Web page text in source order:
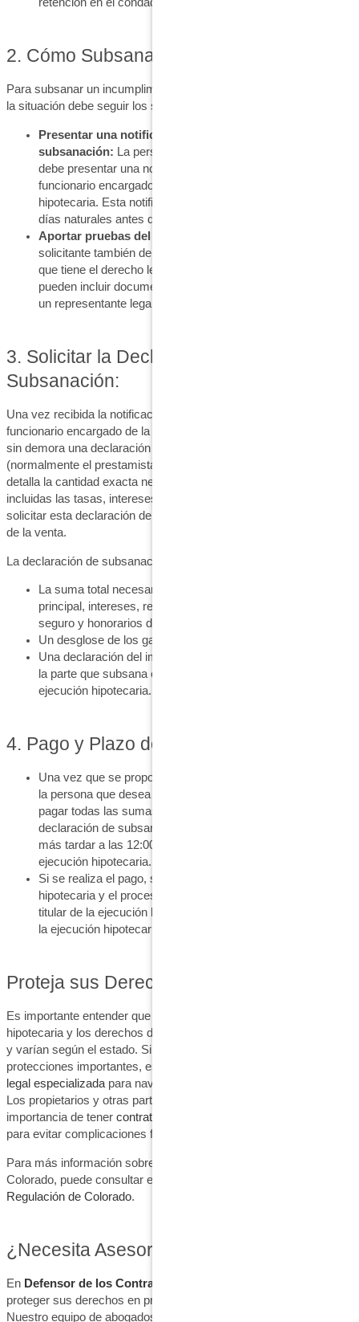
retención en el condado correcto.
2. Cómo Subsanar el Impago:
Para subsanar un incumplimiento, la persona que desea remediar
la situación debe seguir los siguientes pasos:
Presentar una notificación de intención de
subsanación: La persona que desee subsanar el impago
debe presentar una notificación de intención por escrito al
funcionario encargado de la venta de la ejecución
hipotecaria. Esta notificación debe presentarse al menos 15
días naturales antes de la venta de la ejecución hipotecaria.
Aportar pruebas del derecho a subsanar el impago:
solicitante también debe presentar pruebas que demuestren
que tiene el derecho legal a subsanar el impago, que
pueden incluir documentación de propiedad, la autoridad de
un representante legal u otros registros pertinentes.
3. Solicitar la Declaración de
Subsanación:
Una vez recibida la notificación de intención de subsanación, el
funcionario encargado de la ejecución hipotecaria debe solicitar
sin demora una declaración de subsanación al titular de la deuda
(normalmente el prestamista o el administrador). Esta declaración
detalla la cantidad exacta necesaria para subsanar el impago,
incluidas las tasas, intereses y otros gastos. El agente debe
solicitar esta declaración de subsanación al menos 12 días antes
de la venta.
La declaración de subsanación incluirá:
La suma total necesaria para subsanar el impago, incluidos
principal, intereses, recargos por demora, impuestos,
seguro y honorarios de abogado.
Un desglose de los gastos individuales.
Una declaración del importe de subsanación que permitirá a
la parte que subsana el impago evitar que se proceda a la
ejecución hipotecaria.
4. Pago y Plazo de Subsanación:
Una vez que se proporciona la declaración de subsanación,
la persona que desea subsanar el incumplimiento debe
pagar todas las sumas adeudadas según se detalla en la
declaración de subsanación. Este pago debe hacerse a
más tardar a las 12:00 PM del día anterior a la venta de
ejecución hipotecaria.
Si se realiza el pago, se suspende la venta de la ejecución
hipotecaria y el proceso se detendrá, siempre y cuando el
titular de la ejecución hipotecaria acepte retirar o desestimar
la ejecución hipotecaria.
Proteja sus Derechos Legales
Es importante entender que los procedimientos de ejecución
hipotecaria y los derechos de subsanación pueden ser complejos
y varían según el estado. Si bien este estatuto de Colorado ofrece
protecciones importantes, es fundamental contar con
legal especializada para navegar estos procesos correctamente.
Los propietarios y otras partes interesadas deben considerar la
importancia de tener contratos bien redactados
para evitar complicaciones futuras.
Para más información sobre las leyes de ejecución hipotecaria en
Colorado, puede consultar el
Regulación de Colorado.
¿Necesita Asesoría Legal Especializada?
En Defensor de los Contratistas
proteger sus derechos en procedimientos legales complejos.
Nuestro equipo de abogados especializados está listo para